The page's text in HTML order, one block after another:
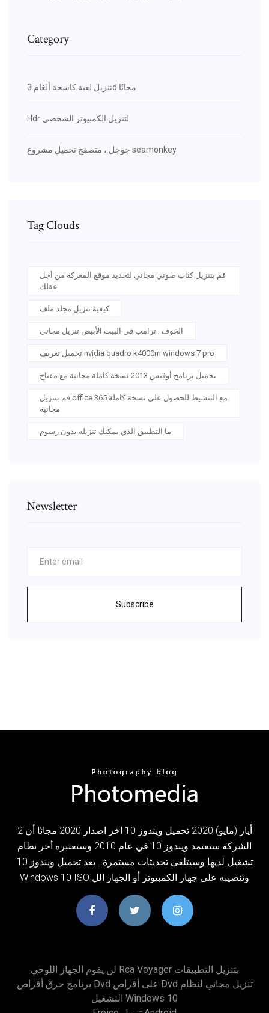
Category
تنزيل لعبة كاسحة ألغام 3d مجانًا
Hdr لتنزيل الكمبيوتر الشخصي
جوجل ، متصفح تحميل مشروع seamonkey
Tag Clouds
قم بتنزيل كتاب صوتي مجاني لتحديد موقع المعركة من أجل
عقلك
كيفية تنزيل مجلد ملف
الخوف_ ترامب في البيت الأبيض تنزيل مجاني
تحميل تعريف nvidia quadro k4000m windows 7 pro
تحميل برنامج أوفيس 2013 نسخة كاملة مجانية مع مفتاح
قم بتنزيل office 365 مع التنشيط للحصول على نسخة كاملة
مجانية
ما التطبيق الذي يمكنك تنزيله بدون رسوم
Newsletter
Subscribe
2 أيار (مايو) 2020 تحميل ويندوز 10 اخر اصدار 2020 مجانًا أن
الشركة ستعتمد ويندوز 10 في عام 2010 وستعتبره أخر نظام
تشغيل لديها وسيتلقى تحديثات مستمرة . بعد تحميل ويندوز 10
Windows 10 ISO وتنصيبه على جهاز الكمبيوتر أو الجهاز الل
لن يقوم الجهاز اللوحي Rca Voyager بتنزيل التطبيقات
برنامج حرق أقراص Dvd على أقراص Dvd تنزيل مجاني لنظام
التشغيل Windows 10